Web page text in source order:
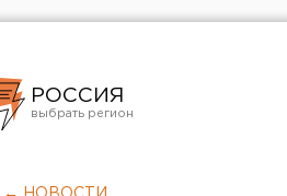
РОССИЯ
Челябинск